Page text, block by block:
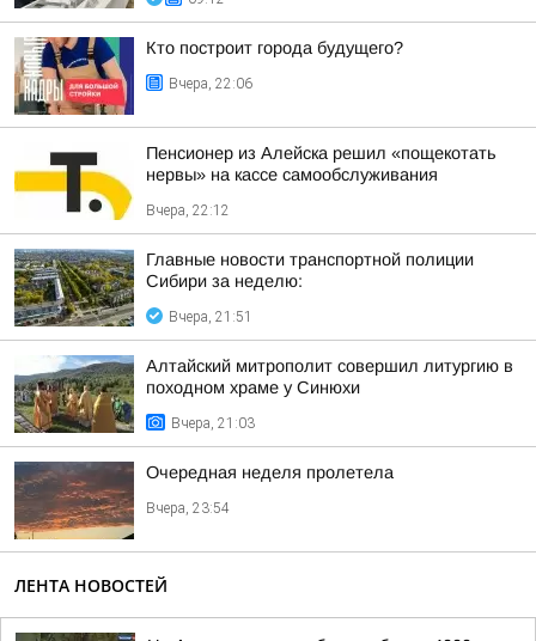
Кто построит города будущего?
Вчера, 22:06
Пенсионер из Алейска решил «пощекотать
нервы» на кассе самообслуживания
Вчера, 22:12
Главные новости транспортной полиции
Сибири за неделю:
Вчера, 21:51
Алтайский митрополит совершил литургию в
походном храме у Синюхи
Вчера, 21:03
Очередная неделя пролетела
Вчера, 23:54
ЛЕНТА НОВОСТЕЙ